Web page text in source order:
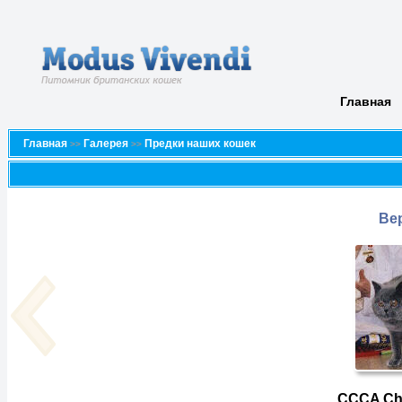
Главная
Главная >> Галерея >> Предки наших кошек
CCCA